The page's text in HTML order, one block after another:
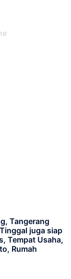
Tangerang
juga siap
Tempat Usaha,
Rumah